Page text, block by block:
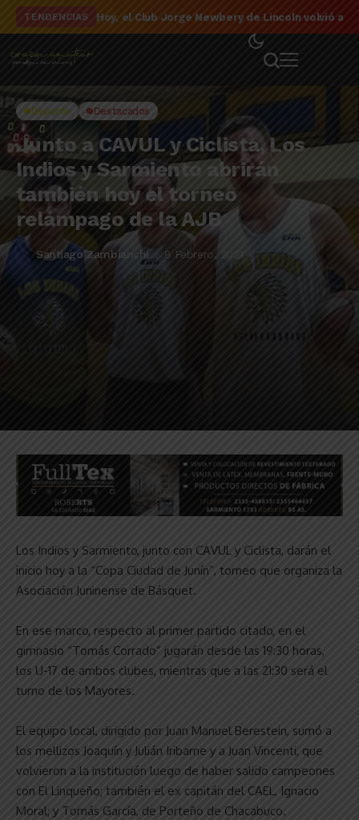
TENDENCIAS El detalle de la campaña de El Linqueño en el
Deporte Destacados
Junto a CAVUL y Ciclista, Los
Indios y Sarmiento abrirán
también hoy el torneo
relámpago de la AJB
Santiago Zambianchi 8 Febrero, 2021
Los Indios y Sarmiento, junto con CAVUL y Ciclista, darán el
inicio hoy a la “Copa Ciudad de Junín”, torneo que organiza la
Asociación Juninense de Básquet.
En ese marco, respecto al primer partido citado, en el
gimnasio “Tomás Corrado” jugarán desde las 19:30 horas,
los U-17 de ambos clubes, mientras que a las 21:30 será el
turno de los Mayores.
El equipo local, dirigido por Juan Manuel Berestein, sumó a
los mellizos Joaquín y Julián Iribarne y a Juan Vincenti, que
volvieron a la institución luego de haber salido campeones
con El Linqueño; también el ex capitán del CAEL, Ignacio
Moral; y Tomás García, de Porteño de Chacabuco.